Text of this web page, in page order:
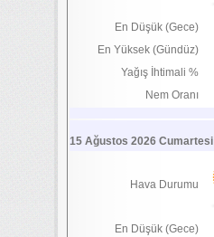
En Düşük (Gece)
En Yüksek (Gündüz)
Yağış İhtimali %
Nem Oranı
15 Ağustos 2026 Cumartesi
Hava Durumu
En Düşük (Gece)